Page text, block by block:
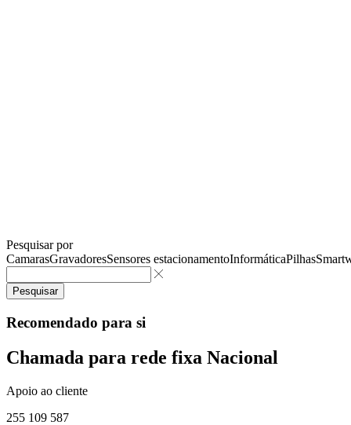
Pesquisar por
CamarasGravadoresSensores estacionamentoInformáticaPilhas
Pesquisar
Recomendado para si
Chamada para rede fixa Nacional
Apoio ao cliente
255 109 587